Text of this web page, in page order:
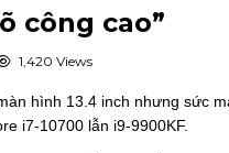
công cao”
1,420 Views
hình 13.4 inch nhưng sức
i7-10700 lẫn i9-9900KF.